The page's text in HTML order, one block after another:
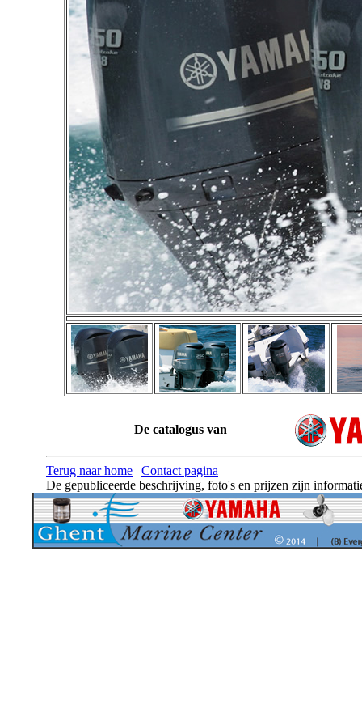
De catalogus van
Terug naar home | Contact pagina
De gepubliceerde beschrijving, foto's en prijzen zijn